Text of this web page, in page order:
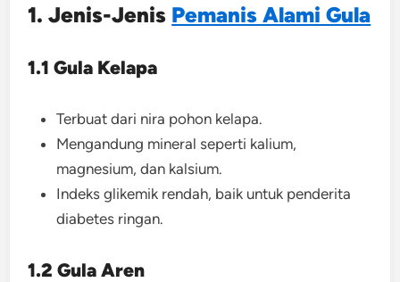
1. Jenis-Jenis Pemanis Alami Gula
1.1 Gula Kelapa
Terbuat dari nira pohon kelapa.
Mengandung mineral seperti kalium,
magnesium, dan kalsium.
Indeks glikemik rendah, baik untuk penderita
diabetes ringan.
1.2 Gula Aren